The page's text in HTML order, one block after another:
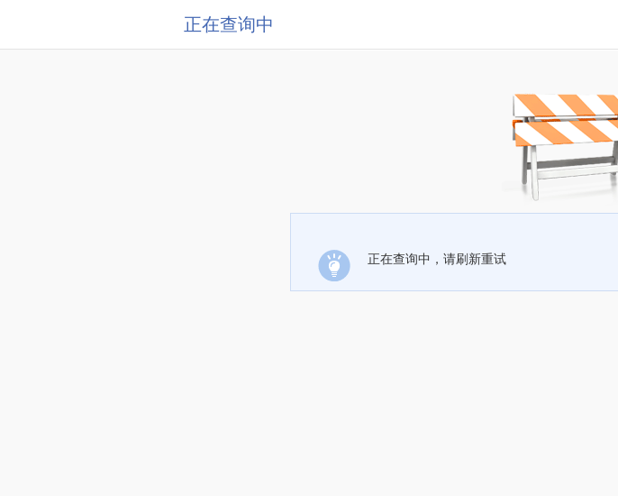
正在查询中
正在查询中，请刷新重试